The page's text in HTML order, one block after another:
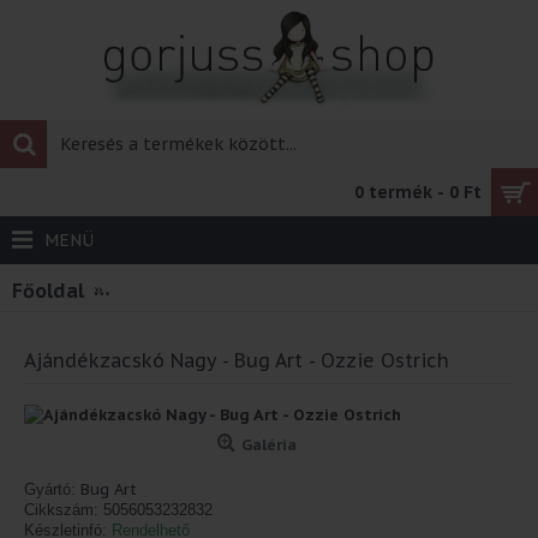
0 termék - 0 Ft
MENÜ
Főoldal Ajándékzacskó Nagy - Bug Art - Ozzie Ostrich
Ajándékzacskó Nagy - Bug Art - Ozzie Ostrich
Galéria
Gyártó: Bug Art
Cikkszám: 5056053232832
Készletinfó: Rendelhető